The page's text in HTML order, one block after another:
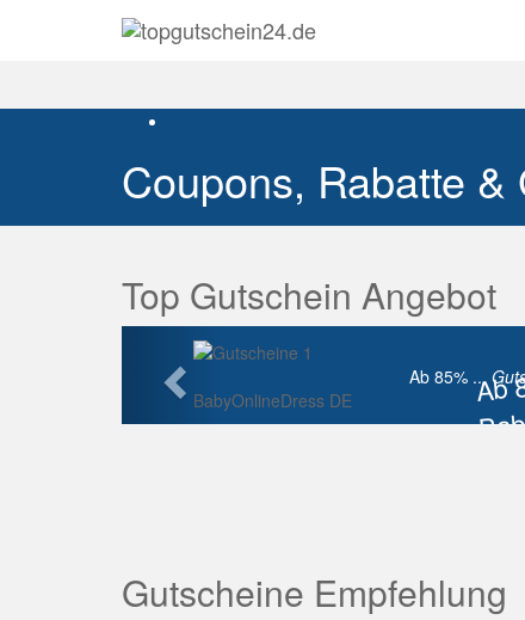
Coupons, Rabatte &
Top Gutschein Angebot
Ab
Ab 85% ...
BabyOnlineDress DE
Vorherige
Gutscheine Empfehlung